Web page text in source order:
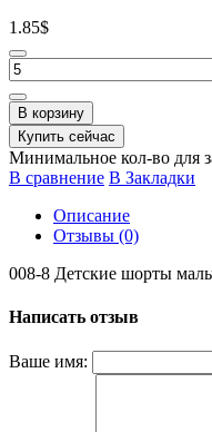
1.85$
В корзину
Купить сейчас
Минимальное кол-во для
В сравнение В Закладки
Описание
Отзывы (0)
008-8 Детские шорты
Написать отзыв
Ваше имя: